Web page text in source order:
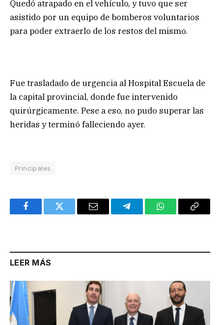
Quedó atrapado en el vehículo, y tuvo que ser
asistido por un equipo de bomberos voluntarios
para poder extraerlo de los restos del mismo.
Fue trasladado de urgencia al Hospital Escuela de
la capital provincial, donde fue intervenido
quirúrgicamente. Pese a eso, no pudo superar las
heridas y terminó falleciendo ayer.
Principales
FacebookTwitter Email TelegramWhatsAppCopy
LEER MÁS